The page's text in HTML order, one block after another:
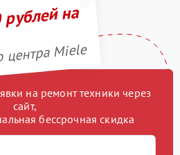
на
центра Miele
на ремонт техники через
сайт,
бессрочная скидка